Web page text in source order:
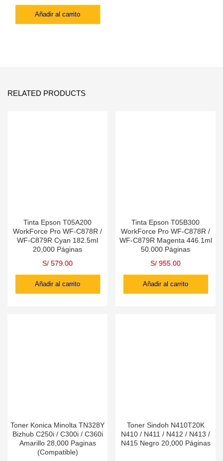
Añadir al carrito
RELATED PRODUCTS
Tinta Epson T05A200
WorkForce Pro WF-C878R /
WF-C879R Cyan 182.5ml
20,000 Páginas
S/ 579.00
Añadir al carrito
Tinta Epson T05B300
WorkForce Pro WF-C878R /
WF-C879R Magenta 446.1ml
50.000 Páginas
S/ 955.00
Añadir al carrito
Toner Konica Minolta TN328Y
Bizhub C250i / C300i / C360i
Amarillo 28,000 Paginas
(Compatible)
Toner Sindoh N410T20K
N410 / N411 / N412 / N413 /
N415 Negro 20,000 Páginas